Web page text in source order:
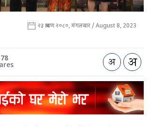
२३ श्रावण २०८०, मंगलबार / August 8, 2023